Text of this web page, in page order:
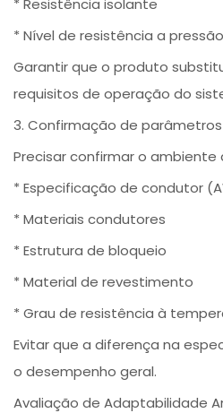
* Nível de resistência a pressão
Garantir que o produto
requisitos de operação do
3. Confirmação de
Precisar confirmar o ambiente
* Especificação de condutor
* Materiais condutores
* Estrutura de bloqueio
* Material de revestimento
* Grau de resistência à
Evitar que a diferença na
o desempenho geral.
Avaliação de Adaptabilidade